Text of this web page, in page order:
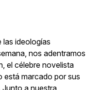
las ideologías
nos adentramos
el célebre novelista
está marcado por sus
a nuestra